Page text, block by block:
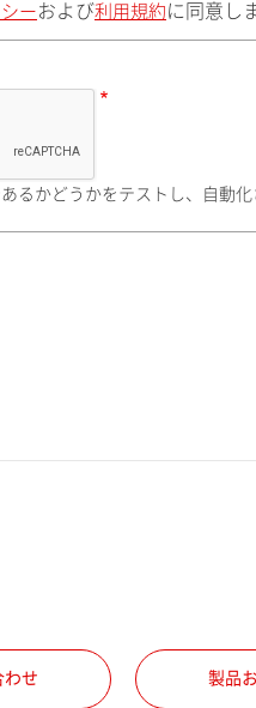
ー および利用規約 に同意し
るかどうかをテストし、自動
わせ 製品